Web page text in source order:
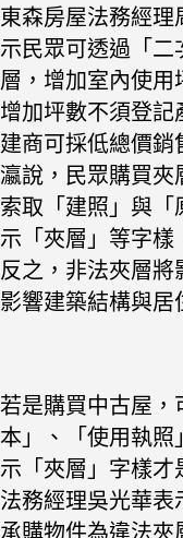
東森房屋法務經理
示民眾可透過「二
層，增加室內使用
增加坪數不須登記
建商可採低總價銷
瀛說，民眾購買夾
索取「建照」與「
示「夾層」等字樣
反之，非法夾層
影響建築結構與居
若是購買中古屋，
本」、「使用執照
示「夾層」字樣才
法務經理吳光華表
承購物件為違法夾